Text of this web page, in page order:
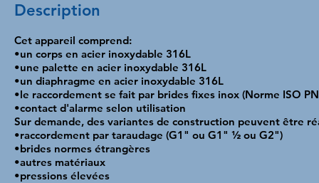
Description
Cet appareil comprend:
•un corps en acier inoxydable 316L
•une palette en acier inoxydable 316L
•un diaphragme en acier inoxydable 316L
•le raccordement se fait par brides fixes inox (Norme ISO
•contact d'alarme selon utilisation
Sur demande, des variantes de construction peuvent être
•raccordement par taraudage (G1" ou G1" ½ ou G2")
•brides normes étrangères
•autres matériaux
•pressions élevées